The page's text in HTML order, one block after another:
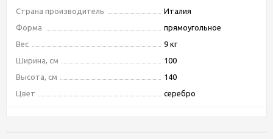
Страна производитель
Италия
Форма
прямоугольное
Вес
9 кг
Ширина, см
100
Высота, см
140
Цвет
серебро